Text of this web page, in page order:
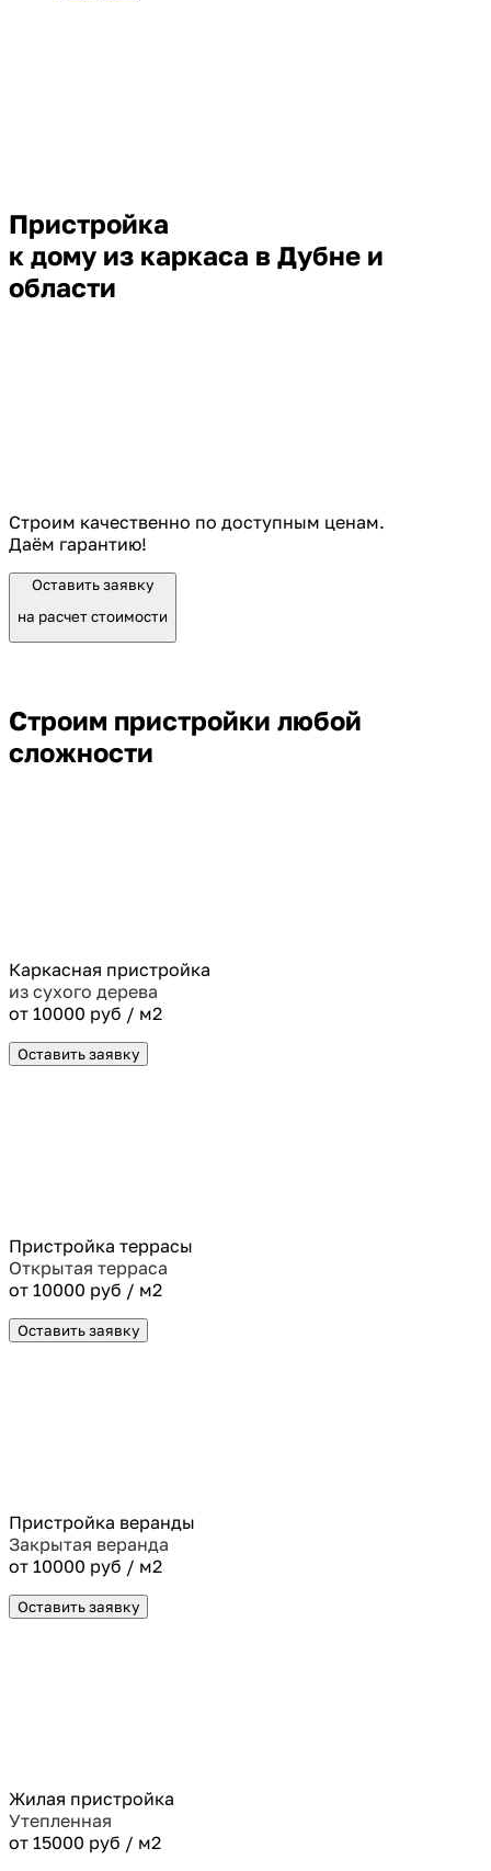
Пристройка
к дому из каркаса в Дубне и
области
Строим качественно по доступным ценам.
Даём гарантию!
Оставить заявку
на расчет стоимости
Строим пристройки любой
сложности
Каркасная пристройка
из сухого дерева
от 10000 руб / м2
Оставить заявку
Пристройка террасы
Открытая терраса
от 10000 руб / м2
Оставить заявку
Пристройка веранды
Закрытая веранда
от 10000 руб / м2
Оставить заявку
Жилая пристройка
Утепленная
от 15000 руб / м2